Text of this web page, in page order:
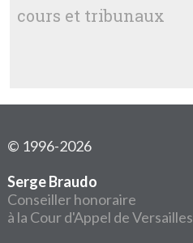
cours et tribunaux
© 1996-2026
Serge Braudo
Conseiller honoraire
à la Cour d'Appel de Versailles